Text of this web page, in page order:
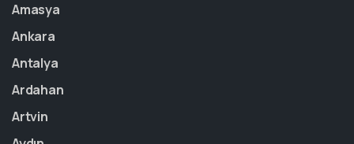
Amasya
Ankara
Antalya
Ardahan
Artvin